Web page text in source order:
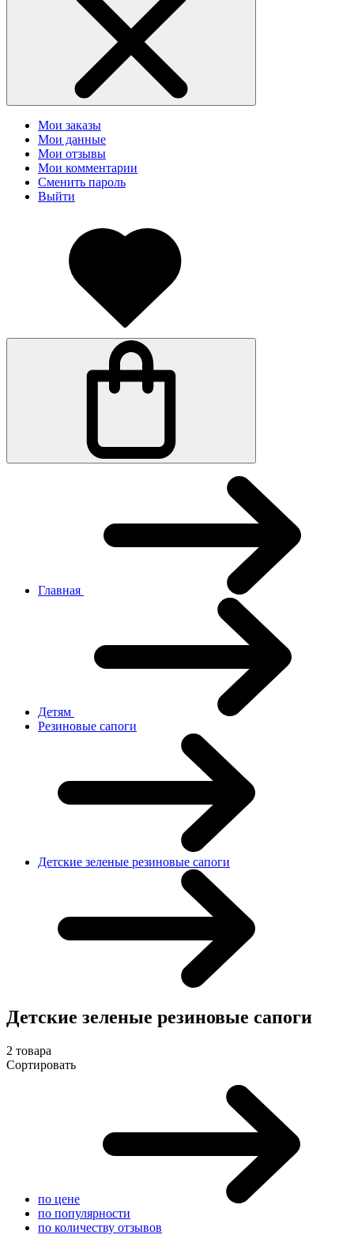
Мои заказы
Мои данные
Мои отзывы
Мои комментарии
Сменить пароль
Выйти
Главная
Детям
Резиновые сапоги
Детские зеленые резиновые сапоги
Детские зеленые резиновые сапоги
2 товара
Сортировать
по цене
по популярности
по количеству отзывов